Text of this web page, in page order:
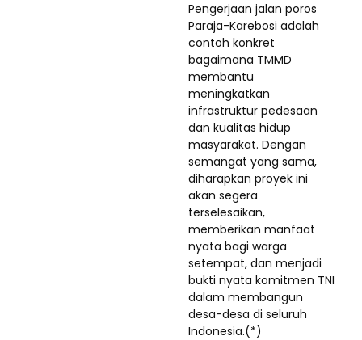
Pengerjaan jalan poros
Paraja-Karebosi adalah
contoh konkret
bagaimana TMMD
membantu
meningkatkan
infrastruktur pedesaan
dan kualitas hidup
masyarakat. Dengan
semangat yang sama,
diharapkan proyek ini
akan segera
terselesaikan,
memberikan manfaat
nyata bagi warga
setempat, dan menjadi
bukti nyata komitmen TNI
dalam membangun
desa-desa di seluruh
Indonesia.(*)